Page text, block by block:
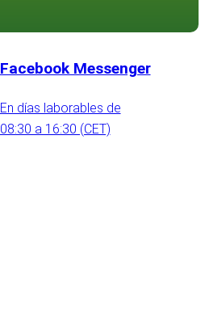
Facebook Messenger
En días laborables de
08:30 a 16:30 (CET)